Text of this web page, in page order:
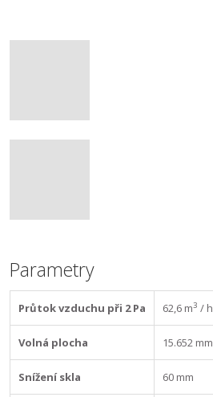
Parametry
Průtok vzduchu při 2 Pa 62,6 m3 /
Volná plocha 15.652 mm
Snížení skla 60 mm